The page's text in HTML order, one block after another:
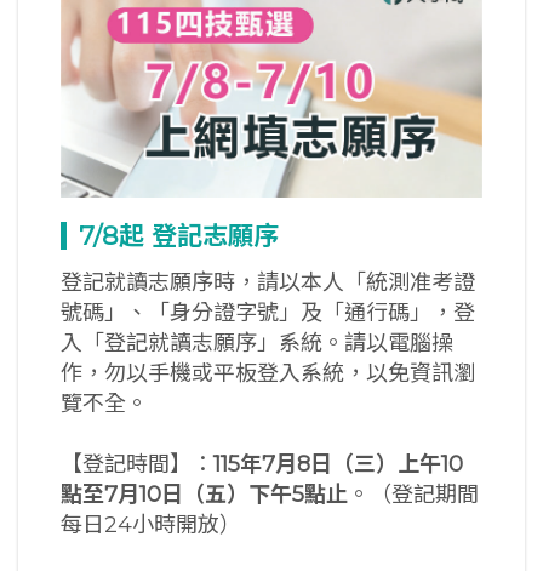
7/8起 登記志願序
登記就讀志願序時，請以本人「統測准考證
號碼」、「身分證字號」及「通行碼」，登
入「登記就讀志願序」系統。請以電腦操
作，勿以手機或平板登入系統，以免資訊瀏
覽不全。
【登記時間】：115年7月8 日（三）上午10
點至7月10 日（五）下午5點止 。（登記期間
每日24小時開放）